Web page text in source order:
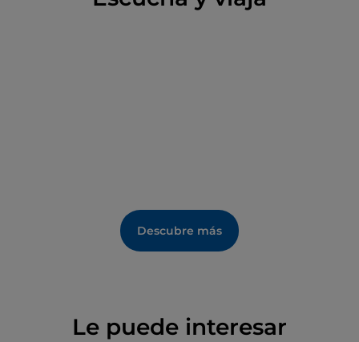
Descubre más
Le puede interesar